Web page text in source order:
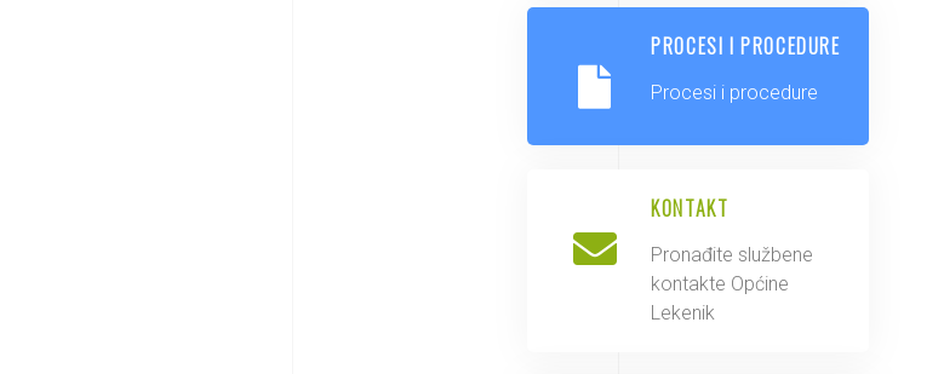
PROCESI I PROCEDURE
Procesi i procedure
KONTAKT
Pronađite službene
kontakte Općine
Lekenik